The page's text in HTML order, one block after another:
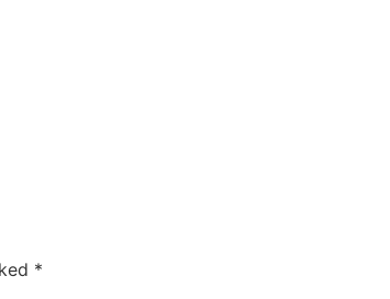
*